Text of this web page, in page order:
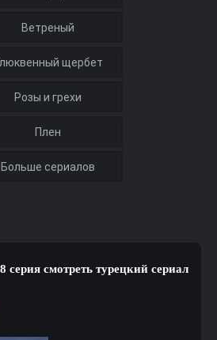
серия смотреть турецкий сериал